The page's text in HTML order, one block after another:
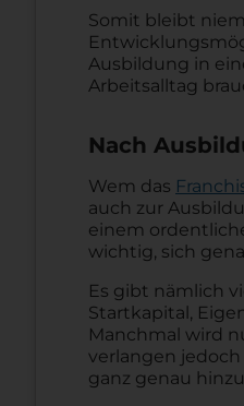
Somit bleibt
Ausbildung in
Arbeitsalltag
Nach
Wem das
auch zur
einem
wichtig, sich
Es gibt nämlich
Startkapital,
Manchmal wird
verlangen
ganz genau